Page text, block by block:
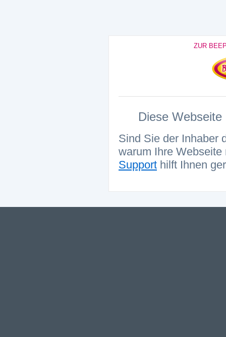
ZUR
Diese
Sind Sie der Inhaber
warum Ihre
Support hilft Ihnen